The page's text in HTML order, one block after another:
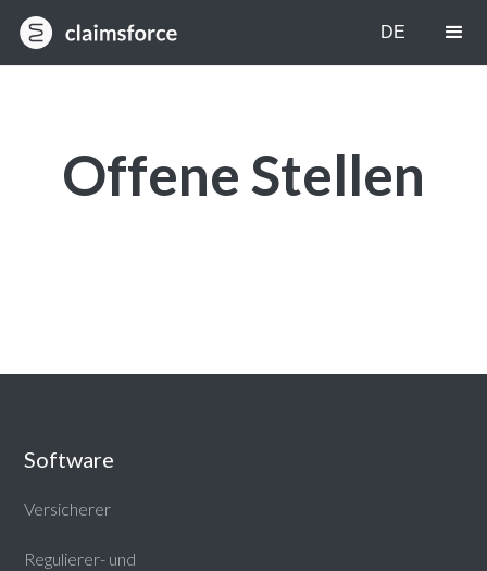
DE
Offene Stellen
Software
Versicherer
Regulierer- und